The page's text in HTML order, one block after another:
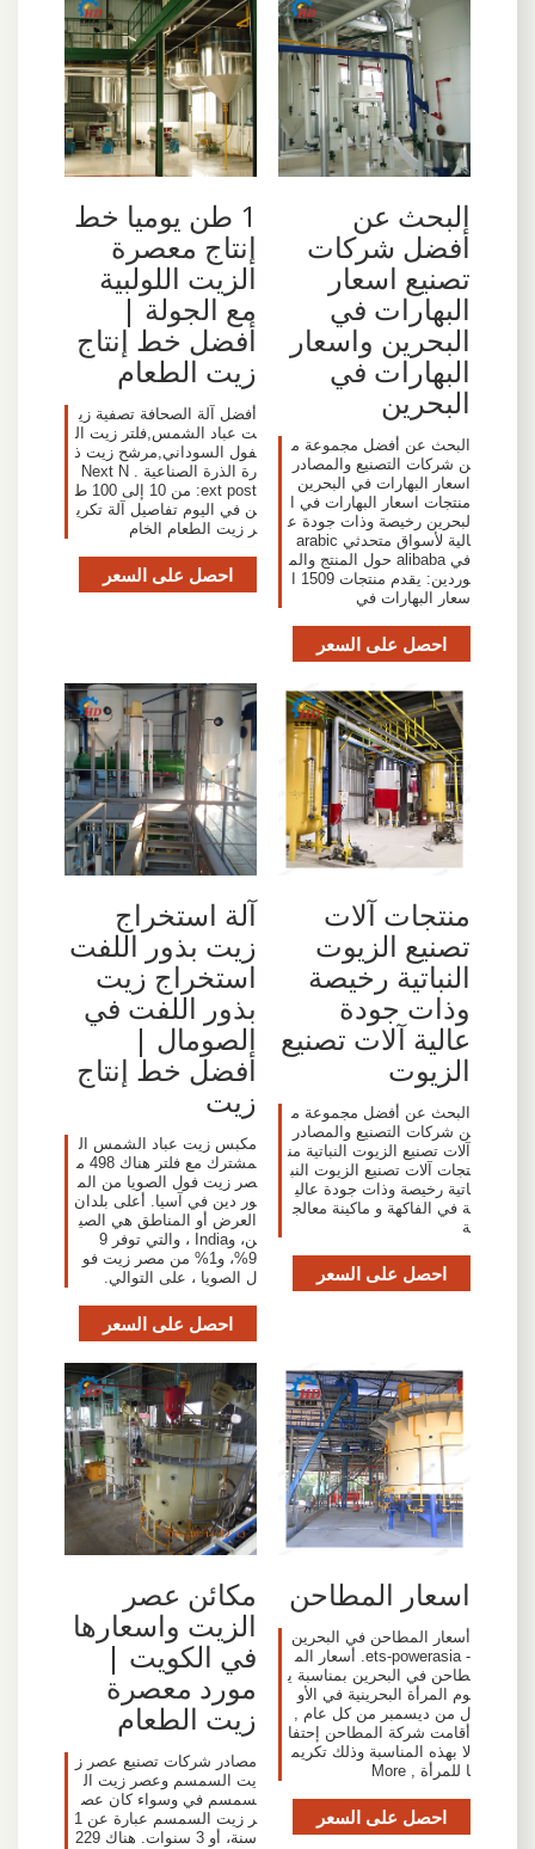
البحث عن
أفضل شركات
تصنيع اسعار
البهارات في
البحرين واسعار
البهارات في
البحرين
البحث عن أفضل مجموعة م
ن شركات التصنيع والمصادر
اسعار البهارات في البحرين
منتجات اسعار البهارات في ا
لبحرين رخيصة وذات جودة ع
الية لأسواق متحدثي arabic
في alibaba حول المنتج والم
سعار البهارات في
احصل على السعر
1 طن يوميا خط
إنتاج معصرة
الزيت اللولبية
مع الجولة |
أفضل خط إنتاج
زيت الطعام
أفضل آلة الصحافة تصفية زي
ت عباد الشمس,فلتر زيت ال
فول السوداني,مرشح زيت ذ
رة الذرة الصناعية . Next N
ext post: من 10 إلى 100 ط
ن في اليوم تفاصيل آلة تكري
ر زيت الطعام الخام
احصل على السعر
منتجات آلات
تصنيع الزيوت
النباتية رخيصة
وذات جودة
عالية آلات تصنيع
الزيوت
البحث عن أفضل مجموعة م
ن شركات التصنيع والمصادر
آلات تصنيع الزيوت النباتية من
تجات آلات تصنيع الزيوت النب
اتية رخيصة وذات جودة عالي
ة في الفاكهة و ماكينة معالج
ة
احصل على السعر
آلة استخراج
زيت بذور اللفت
استخراج زيت
بذور اللفت في
الصومال |
أفضل خط إنتاج
زيت
مكبس زيت عباد الشمس ال
مشترك مع فلتر هناك 498 م
صر زيت فول الصويا من الم
ور دين في آسيا. أعلى بلدان
العرض أو المناطق هي الصي
ن، وIndia ، والتي توفر 9
9%، و1% من مصر زيت فو
ل الصويا ، على التوالي.
احصل على السعر
اسعار المطاحن
أسعار المطاحن في البحرين
- ets-powerasia. أسعار الم
طاحن في البحرين بمناسبة ي
وم المرأة البحرينية في الأو
ل من ديسمبر من كل عام ,
أقامت شركة المطاحن إحتفا
لا بهذه المناسبة وذلك تكريم
ا للمرأة , More
احصل على السعر
مكائن عصر
الزيت واسعارها
في الكويت |
مورد معصرة
زيت الطعام
مصادر شركات تصنيع عصر ز
يت السمسم وعصر زيت ال
سمسم في وسواء كان عص
ر زيت السمسم عبارة عن 1
سنة، أو 3 سنوات. هناك 229